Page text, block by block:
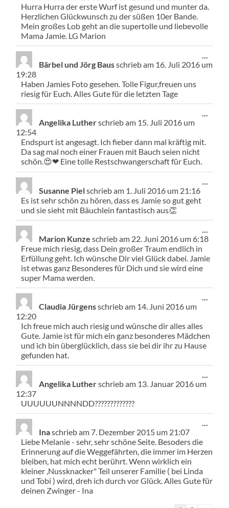
Hurra Hurra der erste Wurf ist gesund und munter da.
Herzlichen Glückwunsch zu der süßen 10er Bande.
Mein großes Lob geht an die supertolle und liebevolle
Mama Jamie. LG Marion
Bärbel und Jörg Bausschrieb am 16. Juli 2016 um
19:28
Haben Jamies Foto gesehen. Tolle Figur,freuen uns
riesig für Euch. Alles Gute für die letzten Tage
ein-/
Angelika Lutherschrieb am 15. Juli 2016 um
12:54
Endspurt ist angesagt. Ich fieber dann mal kräftig mit.
Da sag mal noch einer Frauen mit Bauch seien nicht
schön.😍❤ Eine tolle Restschwangerschaft für Euch.
Susanne Pielschrieb am 1. Juli 2016 um 21:16
Es ist sehr schön zu hören, dass es Jamie so gut geht
und sie sieht mit Bäuchlein fantastisch aus👏
Marion Kunzeschrieb am 22. Juni 2016 um 6:18
Freue mich riesig, dass Dein großer Traum endlich in
Erfüllung geht. Ich wünsche Dir viel Glück dabei. Jamie
ist etwas ganz Besonderes für Dich und sie wird eine
super Mama werden.
ein-/
Claudia Jürgensschrieb am 14. Juni 2016 um
12:20
Ich freue mich auch riesig und wünsche dir alles alles
Gute. Jamie ist für mich ein ganz besonderes Mädchen
und ich bin überglücklich, dass sie bei dir ihr zu Hause
gefunden hat.
Angelika Lutherschrieb am 13. Januar 2016 um
12:37
UUUUUUNNNNDD?????????????
Inaschrieb am 7. Dezember 2015 um 21:07
Liebe Melanie - sehr, sehr schöne Seite. Besoders die
Erinnerung auf die Weggefährten, die immer im Herzen
bleiben, hat mich echt berührt. Wenn wirklich ein
kleiner ,Nussknacker" Teil unserer Familie ( bei Linda
und Tobi ) wird, dreh ich durch vor Glück. Alles Gute für
deinen Zwinger - Ina